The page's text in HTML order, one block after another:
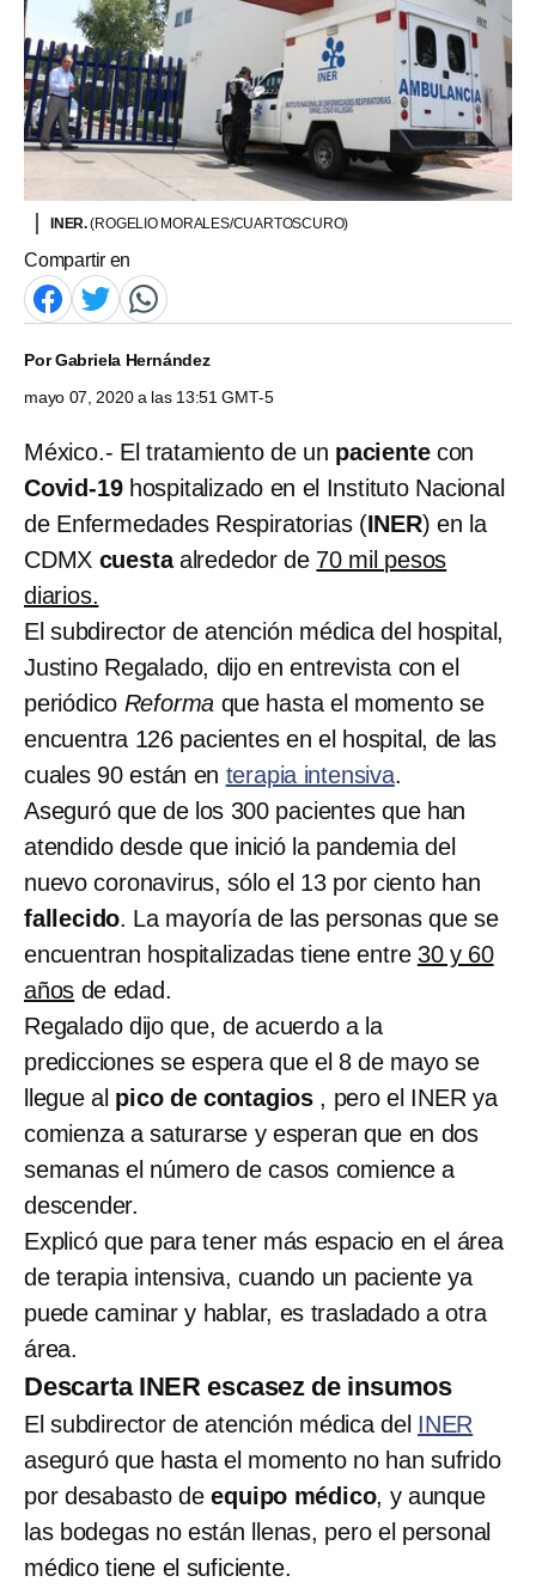
INER.(ROGELIO MORALES/CUARTOSCURO)
Compartir en
PorGabriela Hernández
mayo 07, 2020 a las 13:51 GMT-5
México.- El tratamiento de un paciente con
Covid-19 hospitalizado en el Instituto Nacional
de Enfermedades Respiratorias (INER) en la
CDMX cuestaalrededor de 70 mil pesos
diarios.
El subdirector de atención médica del hospital,
Justino Regalado, dijo en entrevista con el
periódico Reforma que hasta el momento se
encuentra 126 pacientes en el hospital, de las
cuales 90 están en terapia intensiva.
Aseguró que de los 300 pacientes que han
atendido desde que inició la pandemia del
nuevo coronavirus, sólo el 13 por ciento han
fallecido. La mayoría de las personas que se
encuentran hospitalizadas tiene entre 30 y 60
años de edad.
Regalado dijo que, de acuerdo a la
predicciones se espera que el 8 de mayo se
llegue al pico de contagios , pero el INER ya
comienza a saturarse y esperan que en dos
semanas el número de casos comience a
descender.
Explicó que para tener más espacio en el área
de terapia intensiva, cuando un paciente ya
puede caminar y hablar, es trasladado a otra
área.
Descarta INER escasez de insumos
El subdirector de atención médica del INER
aseguró que hasta el momento no han sufrido
por desabasto de equipo médico, y aunque
las bodegas no están llenas, pero el personal
médico tiene el suficiente.